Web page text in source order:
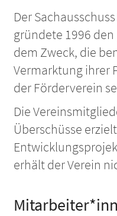
Der
gründete 1996 den
dem Zweck, die
Vermarktung ihrer
der Förderverein
Die
Überschüsse
erhält der Verein